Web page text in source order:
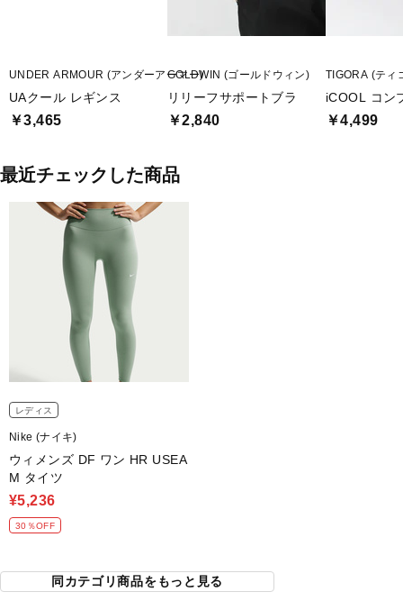
UNDER ARMOUR (アンダーアーマー)
UAクール レギンス
￥3,465
GOLDWIN (ゴールドウィン)
リリーフサポートブラ
￥2,840
TIGORA (ティ
iCOOL コン
￥4,499
最近チェックした商品
レディス
Nike (ナイキ)
ウィメンズ DF ワン HR USEA
M タイツ
¥5,236
30％OFF
同カテゴリ商品をもっと見る